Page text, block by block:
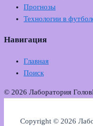
Прогнозы
Технологии в
Навигация
Главная
Поиск
© 2026 Лаборатория Голов
Copyright © 2026